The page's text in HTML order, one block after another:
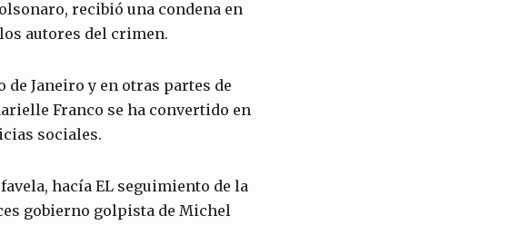
recibió una condena en
autores del crimen.
Janeiro y en otras partes de
Franco se ha convertido en
sociales.
hacía EL seguimiento de la
gobierno golpista de Michel